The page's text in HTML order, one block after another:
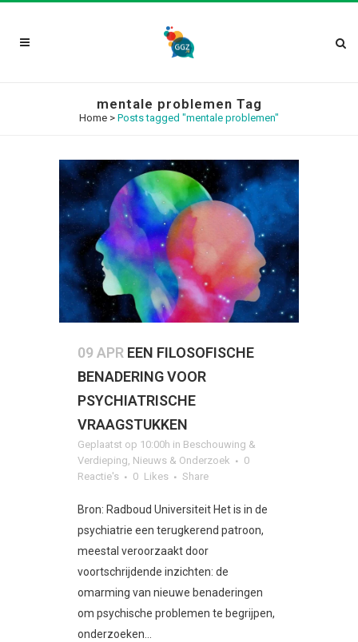
mentale problemen Tag
Home > Posts tagged "mentale problemen"
09 APR EEN FILOSOFISCHE
BENADERING VOOR
PSYCHIATRISCHE
VRAAGSTUKKEN
Geplaatst op 10:00h in Beschouwing &
Verdieping, Nieuws & Onderzoek
0
Reactie's
0 Likes Share
Bron: Radboud Universiteit Het is in de
psychiatrie een terugkerend patroon,
meestal veroorzaakt door
voortschrijdende inzichten: de
omarming van nieuwe benaderingen
om psychische problemen te begrijpen,
onderzoeken...